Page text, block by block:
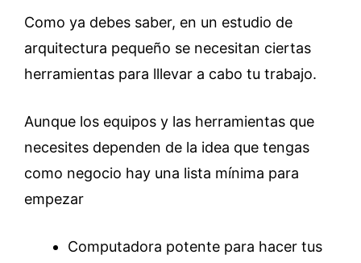
Como ya debes saber, en un estudio de
arquitectura pequeño se necesitan ciertas
herramientas para lllevar a cabo tu trabajo.
Aunque los equipos y las herramientas que
necesites dependen de la idea que tengas
como negocio hay una lista mínima para
empezar
Computadora potente para hacer tus